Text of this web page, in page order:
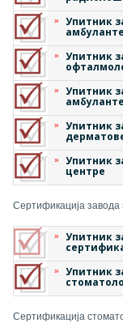
Упитник
Упитник
Упитник
Упитник
Упитник
центре
Сертификација завода
Упитник
Упитник
Сертификација